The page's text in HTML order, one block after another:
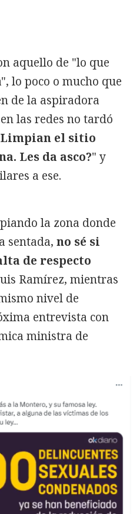
aquello de "lo que
lo poco o mucho que
de la aspiradora
las redes no tardó
Limpian el sitio
Les da asco?" y
a ese.
la zona donde
sentada, no sé si
de respecto
Ramírez, mientras
nivel de
entrevista con
ministra de